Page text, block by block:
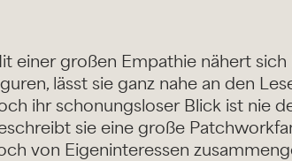
einer großen Empathie nähert
lässt sie ganz nahe an den
ihr schonungsloser Blick ist nie
sie eine große
von Eigeninteressen